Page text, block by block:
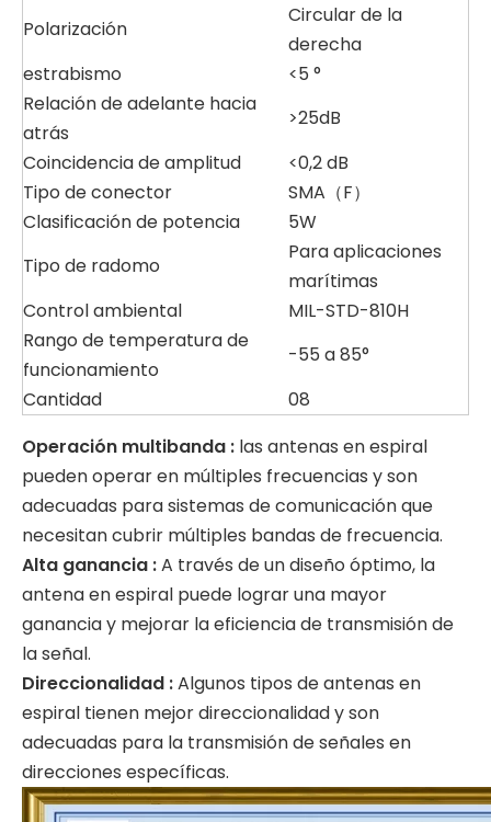
Polarización
Circular de la
derecha
estrabismo
<5 °
Relación de adelante hacia
atrás
>25dB
Coincidencia de amplitud
<0,2 dB
Tipo de conector
SMA（F）
Clasificación de potencia
5W
Tipo de radomo
Para aplicaciones
marítimas
Control ambiental
MIL-STD-810H
Rango de temperatura de
funcionamiento
-55 a 85°
Cantidad
08
Operación multibanda ‌: las antenas en espiral
pueden operar en múltiples frecuencias y son
adecuadas para sistemas de comunicación que
necesitan cubrir múltiples bandas de frecuencia.
Alta ganancia ‌:A través de un diseño óptimo, la
antena en espiral puede lograr una mayor
ganancia y mejorar la eficiencia de transmisión de
la señal.
Direccionalidad ‌:Algunos tipos de antenas en
espiral tienen mejor direccionalidad y son
adecuadas para la transmisión de señales en
direcciones específicas.